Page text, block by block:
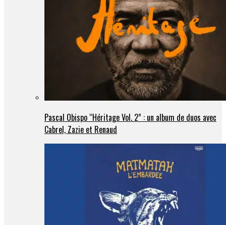
Pascal Obispo “Héritage Vol. 2” : un album de duos avec
Cabrel, Zazie et Renaud